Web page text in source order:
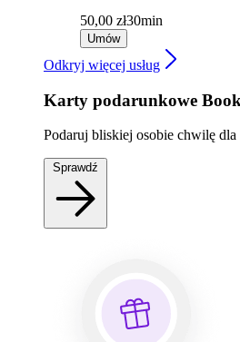
50,00 zł30min
Umów
Odkryj więcej usług
Karty podarunkowe
Podaruj bliskiej osobie chwilę